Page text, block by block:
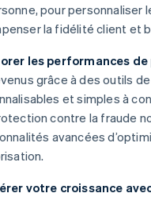
pour personnaliser
la fidélité client et
les performances de
grâce à des outils
et simples à
contre la fraude
avancées
votre croissance